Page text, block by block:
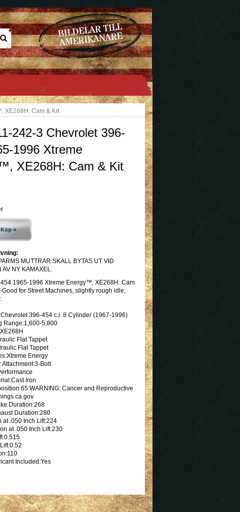
XE268H: Cam & Kit
242-3 Chevrolet 396-
1996 Xtreme
XE268H: Cam & Kit
Köp »
MUTTRAR SKALL BYTAS UT VID
AV NY KAMAXEL.
1965-1996 Xtreme Energy™, XE268H: Cam
Good for Street Machines, slightly rough idle,
396-454 c.i. 8 Cylinder (1967-1996)
Range:1,600-5,800
Flat Tappet
Flat Tappet
Energy
Attachment:3-Bolt
Iron
65:WARNING: Cancer and Reproductive
Duration:268
Duration:280
at .050 Inch Lift:224
at .050 Inch Lift:230
Included:Yes